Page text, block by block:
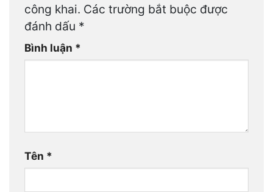
công khai. Các trường bắt buộc được
đánh dấu *
Bình luận *
Tên *